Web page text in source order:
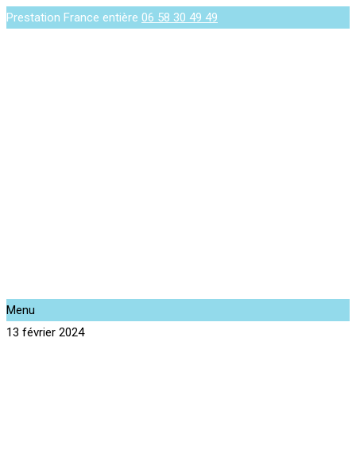
Prestation France entière 06 58 30 49 49
Menu
13 février 2024